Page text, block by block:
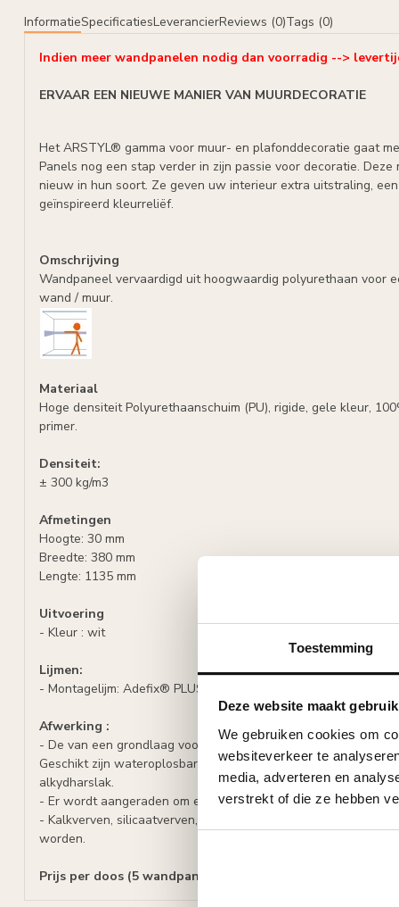
Toestemming
Deze website maakt
We gebruiken cookies om
websiteverkeer te
media, adverteren en
verstrekt of die ze hebben
InformatieSpecificatiesLeverancierReviews (0)Tags (0)
Indien meer wandpanelen nodig dan voorradig -->
ERVAAR EEN NIEUWE MANIER VAN MUURDECORATIE
Het ARSTYL® gamma voor muur- en plafonddecoratie gaat
Panels nog een stap verder in zijn passie voor decoratie.
nieuw in hun soort. Ze geven uw interieur extra uitstraling,
geïnspireerd kleurreliëf.
Omschrijving
Wandpaneel vervaardigd uit hoogwaardig polyurethaan voor
wand / muur.
Materiaal
Hoge densiteit Polyurethaanschuim (PU), rigide, gele kleur,
primer.
Densiteit:
± 300 kg/m3
Afmetingen
Hoogte: 30 mm
Breedte: 380 mm
Lengte: 1135 mm
Uitvoering
- Kleur : wit
Lijmen:
- Montagelijm: Adefix® PLUS, 1/4 koker per paneel
Afwerking :
- De van een grondlaag voorziene ARSTYL® WALL PANELS
Geschikt zijn wateroplosbare dispersieverven en
alkydharslak.
- Er wordt aangeraden om een test uit te voeren.
- Kalkverven, silicaatverven, siliconenharsverven en hun
worden.
Prijs per doos (5 wandpanelen)